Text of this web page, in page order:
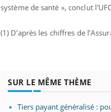
système de santé », conclut
(1) D’après les chiffres de
SUR LE MÊME THÈME
Tiers payant généralisé :